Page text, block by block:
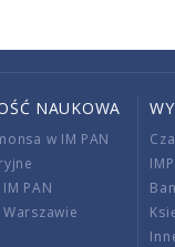
NAUKOWA
w IM PAN
PAN